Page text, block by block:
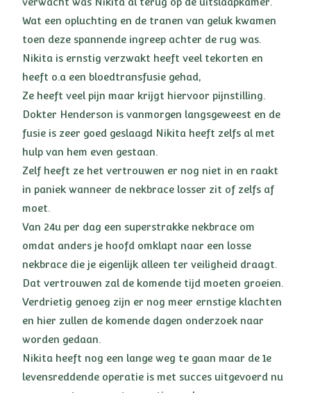
Wat een opluchting en de tranen van geluk kwamen
toen deze spannende ingreep achter de rug was.
Nikita is ernstig verzwakt heeft veel tekorten en
heeft o.a een bloedtransfusie gehad,
Ze heeft veel pijn maar krijgt hiervoor pijnstilling.
Dokter Henderson is vanmorgen langsgeweest en de
fusie is zeer goed geslaagd Nikita heeft zelfs al met
hulp van hem even gestaan.
Zelf heeft ze het vertrouwen er nog niet in en raakt
in paniek wanneer de nekbrace losser zit of zelfs af
moet.
Van 24u per dag een superstrakke nekbrace om
omdat anders je hoofd omklapt naar een losse
nekbrace die je eigenlijk alleen ter veiligheid draagt.
Dat vertrouwen zal de komende tijd moeten groeien.
Verdrietig genoeg zijn er nog meer ernstige klachten
en hier zullen de komende dagen onderzoek naar
worden gedaan.
Nikita heeft nog een lange weg te gaan maar de 1e
levensreddende operatie is met succes uitgevoerd nu